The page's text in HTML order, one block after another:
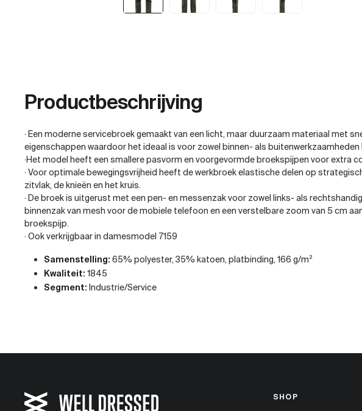
Productbeschrijving
· Een moderne servicebroek gemaakt van een licht, maar duurzaam materiaal met
eigenschappen waardoor het ideaal is voor zowel binnen- als buitenwerkzaamheden
·Het model heeft een smallere pasvorm en voorgevormde broekspijpen voor extra
· Voor optimale bewegingsvrijheid heeft de werkbroek elastische delen op
zitvlak, de knieën en het kruis.
· De broek is uitgerust met een pen- en messenzak voor zowel links- als
binnenzak van mesh voor de mobiele telefoon en een verstelbare zoom van 5 cm
broekspijp.
· Ook verkrijgbaar in damesmodel 7159
Samenstelling: 65% polyester, 35% katoen, platbinding, 166 g/m²
Kwaliteit: 1845
Segment: Industrie/Service
SHOP